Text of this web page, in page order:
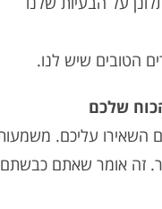
הטובים שיש לנו.
השאירו עליכם.
זה אומר שאתם כבשתם